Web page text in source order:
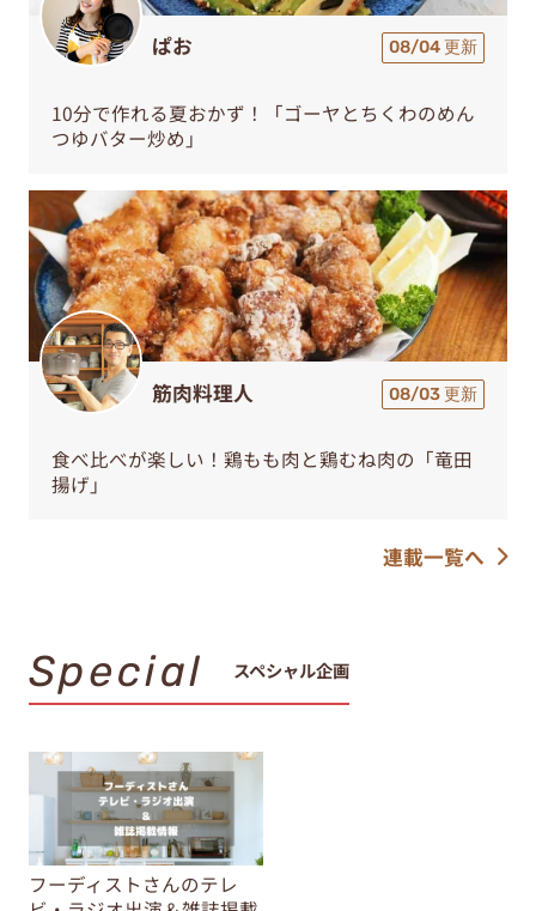
ぱお 08/04 更新
10分で作れる夏おかず！「ゴーヤとちくわのめん
つゆバター炒め」
筋肉料理人 08/03 更新
食べ比べが楽しい！鶏もも肉と鶏むね肉の「竜田
揚げ」
連載一覧へ
Special スペシャル企画
フーディストさんのテレ